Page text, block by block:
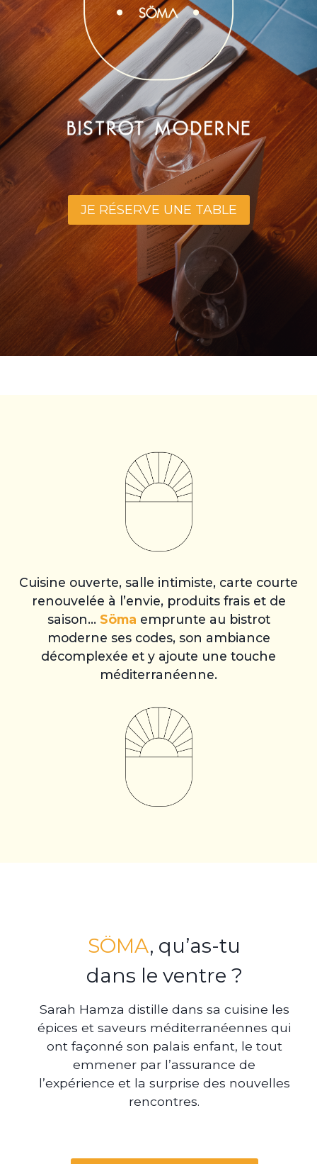
JE RÉSERVE UNE TABLE
Cuisine ouverte, salle intimiste, carte courte
renouvelée à l’envie, produits frais et de
saison… Söma emprunte au bistrot
moderne ses codes, son ambiance
décomplexée et y ajoute une touche
méditerranéenne.
SÖMA, qu’as-tu
dans le ventre ?
Sarah Hamza distille dans sa cuisine les
épices et saveurs méditerranéennes qui
ont façonné son palais enfant, le tout
emmener par l’assurance de
l’expérience et la surprise des nouvelles
rencontres.